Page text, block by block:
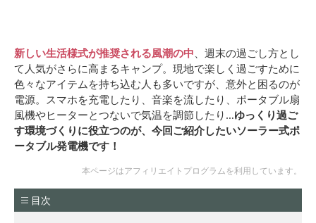
新しい生活様式が推奨される風潮の中、週末の過ごし方とし
て人気がさらに高まるキャンプ。現地で楽しく過ごすために
色々なアイテムを持ち込む人も多いですが、意外と困るのが
電源。スマホを充電したり、音楽を流したり、ポータブル扇
風機やヒーターとつないで気温を調節したり…ゆっくり過ご
す環境づくりに役立つのが、今回ご紹介したいソーラー式ポ
ータブル発電機です！
本ページはアフィリエイトプログラムを利用しています。
目次